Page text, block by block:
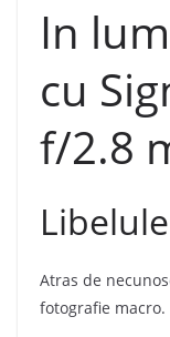
In
cu
f/2.8
Atras de
fotografie macro.